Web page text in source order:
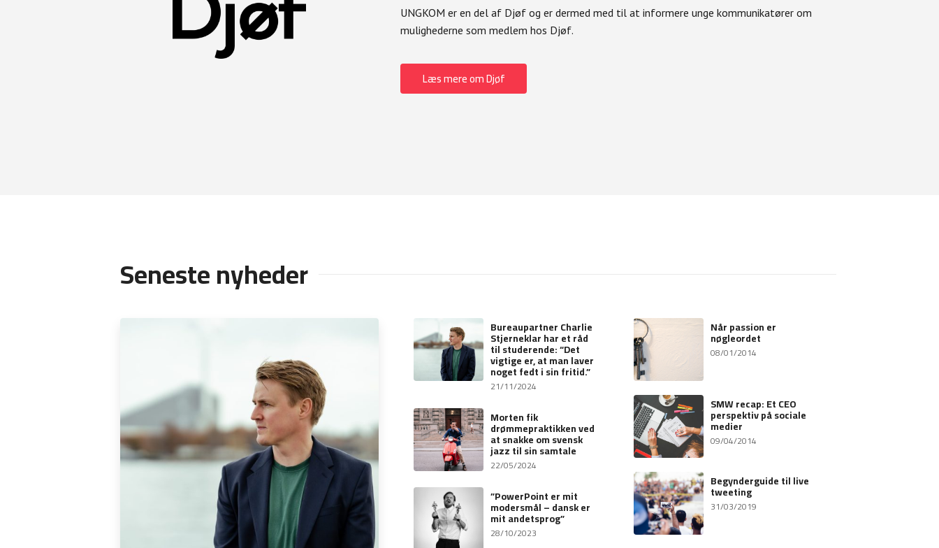
UNGKOM er en del af Djøf og er dermed med til at informere unge kommunikatører om
mulighederne som medlem hos Djøf.
Læs mere om Djøf
Seneste nyheder
Bureaupartner Charlie
Stjerneklar har et råd
til studerende: “Det
vigtige er, at man laver
noget fedt i sin fritid.”
21/11/2024
Morten fik
drømmepraktikken ved
at snakke om svensk
jazz til sin samtale
22/05/2024
”PowerPoint er mit
modersmål – dansk er
mit andetsprog”
28/10/2023
Når passion er
nøgleordet
08/01/2014
SMW recap: Et CEO
perspektiv på sociale
medier
09/04/2014
Begynderguide til live
tweeting
31/03/2019